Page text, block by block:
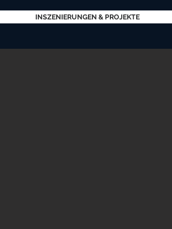
INSZENIERUNGEN & PROJEKTE